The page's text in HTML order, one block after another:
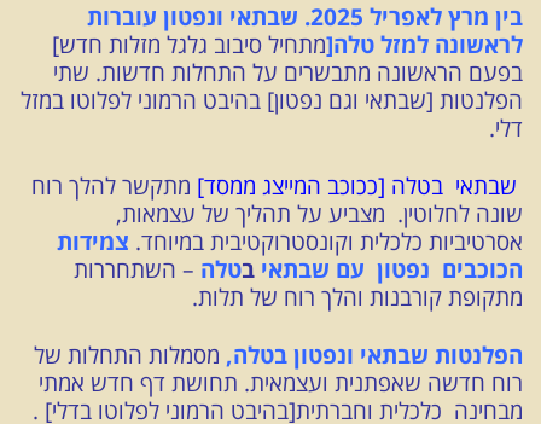
בין מרץ לאפריל 2025.
שבתאי ונפטון עוברות
לראשונה למזל טלה[מתחיל סיבוב גלגל מזלות חדש]
בפעם הראשונה מתבשרים על התחלות חדשות. שתי
הפלנטות [שבתאי וגם נפטון] בהיבט הרמוני לפלוטו במזל
דלי.
שבתאי בטלה [ככוכב המייצג ממסד] מתקשר להלך רוח
שונה לחלוטין. מצביע על תהליך של עצמאות,
אסרטיביות כלכלית וקונסטרוקטיבית במיוחד. צמידות
הכוכבים נפטון עם שבתאי בטלה – השתחררות
מתקופת קורבנות והלך רוח של תלות.
הפלנטות שבתאי ונפטון בטלה, מסמלות התחלות של
רוח חדשה שאפתנית ועצמאית. תחושת דף חדש אמתי
מבחינה כלכלית וחברתית[בהיבט הרמוני לפלוטו בדלי] .